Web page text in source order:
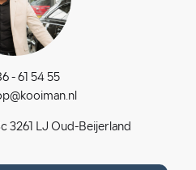
- 61 54 55
3261 LJ Oud-Beijerland